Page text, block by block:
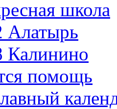
школа
помощь